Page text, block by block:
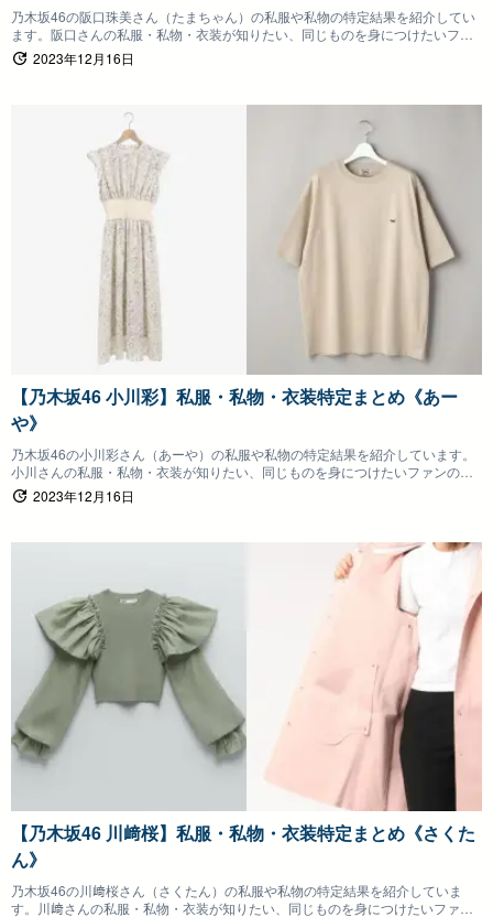
乃木坂46の阪口珠美さん（たまちゃん）の私服や私物の特定結果を紹介してい
ます。阪口さんの私服・私物・衣装が知りたい、同じものを身につけたいファ
ンの方は参考にしていただけると嬉しいです。
2023年12月16日
【乃木坂46 小川彩】私服・私物・衣装特定まとめ《あー
や》
乃木坂46の小川彩さん（あーや）の私服や私物の特定結果を紹介しています。
小川さんの私服・私物・衣装が知りたい、同じものを身につけたいファンの方
は参考にしていただけると嬉しいです。
2023年12月16日
【乃木坂46 川﨑桜】私服・私物・衣装特定まとめ《さくた
ん》
乃木坂46の川﨑桜さん（さくたん）の私服や私物の特定結果を紹介していま
す。川﨑さんの私服・私物・衣装が知りたい、同じものを身につけたいファン